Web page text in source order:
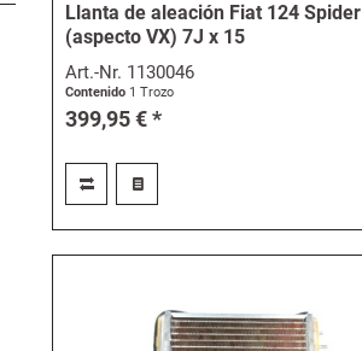
Llanta de aleación Fiat 124 Spider
(aspecto VX) 7J x 15
Art.-Nr. 1130046
Contenido 1 Trozo
399,95 € *